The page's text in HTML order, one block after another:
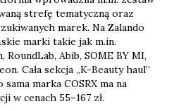
strefę tematyczną oraz
marek. Na Zalando
marki takie jak m.in.
Abib, SOME BY MI,
Cała sekcja „K-Beauty haul”
marka COSRX ma na
w cenach 55–167 zł.